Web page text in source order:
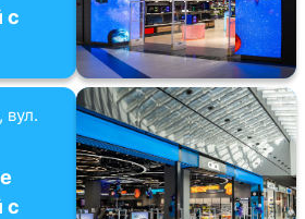
с
вул.
с